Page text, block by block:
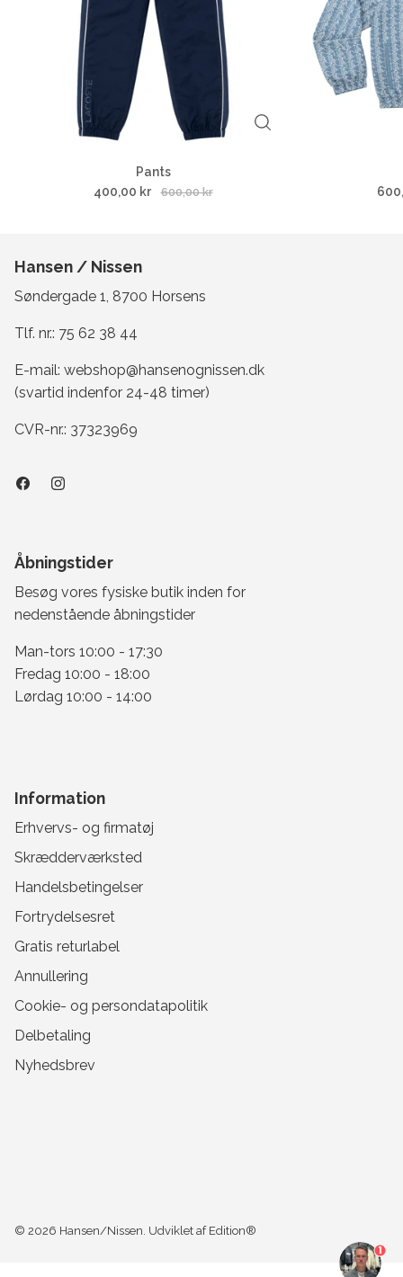
Pants
400,00 kr
600,00 kr
Hansen / Nissen
Søndergade 1, 8700 Horsens
Tlf. nr.: 75 62 38 44
E-mail: webshop@hansenognissen.dk
(svartid indenfor 24-48 timer)
CVR-nr.: 37323969
Åbningstider
Besøg vores fysiske butik inden for
nedenstående åbningstider
Man-tors 10:00 - 17:30
Fredag 10:00 - 18:00
Lørdag 10:00 - 14:00
Information
Erhvervs- og firmatøj
Skrædderværksted
Handelsbetingelser
Fortrydelsesret
Gratis returlabel
Annullering
Cookie- og persondatapolitik
Delbetaling
Nyhedsbrev
© 2026 Hansen/Nissen Udviklet af Edition®
1